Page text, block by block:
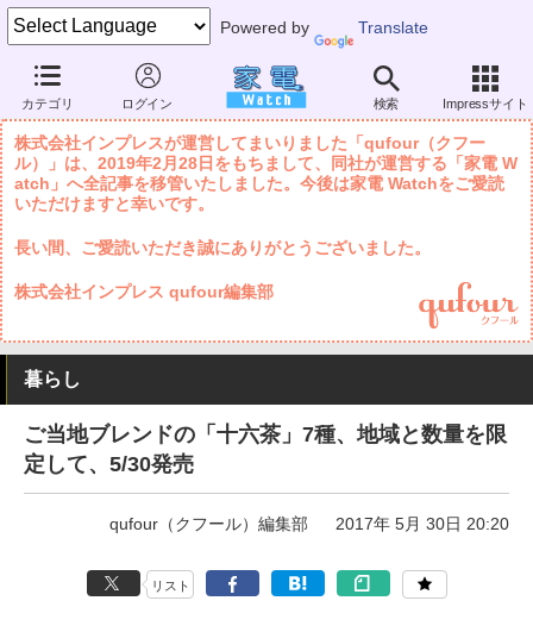
Powered by Translate
カテゴリ ログイン 検索 Impressサイト
家電 Watch 暮らし メニュー・食材
株式会社インプレスが運営してまいりました「qufour（クフー
ル）」は、2019年2月28日をもちまして、同社が運営する「家電 W
atch」へ全記事を移管いたしました。今後は家電 Watchをご愛読
いただけますと幸いです。
長い間、ご愛読いただき誠にありがとうございました。
株式会社インプレス qufour編集部
暮らし
ご当地ブレンドの「十六茶」7種、地域と数量を限
定して、5/30発売
qufour（クフール）編集部 2017年 5月 30日 20:20
リスト